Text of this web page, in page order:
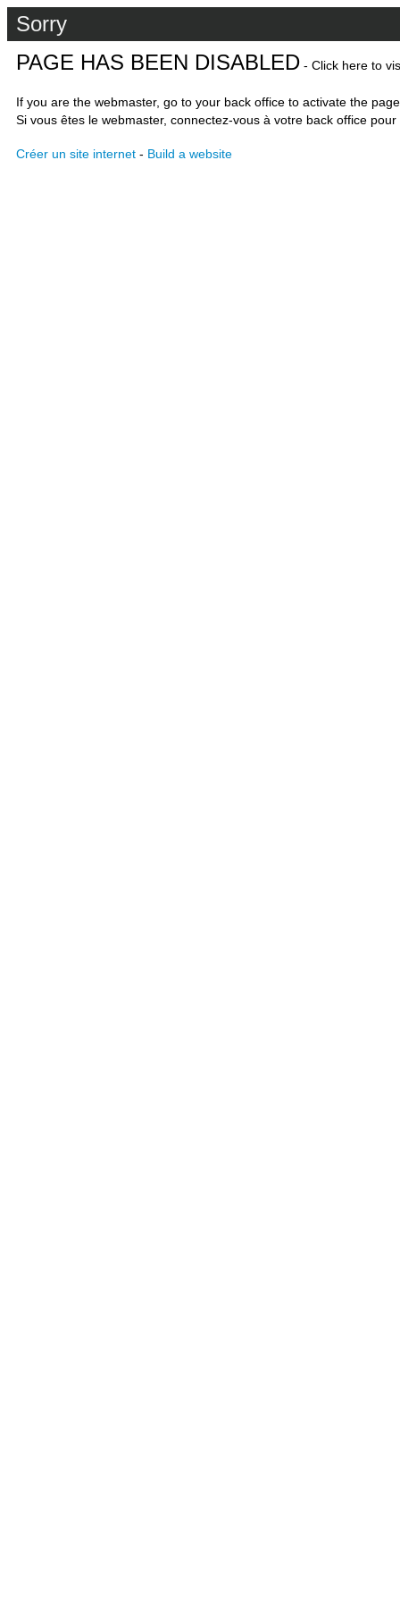
Sorry
PAGE HAS BEEN DISABLED - Click here to
If you are the webmaster, go to your back office to activate the
Si vous êtes le webmaster, connectez-vous à votre back office
Créer un site internet - Build a website